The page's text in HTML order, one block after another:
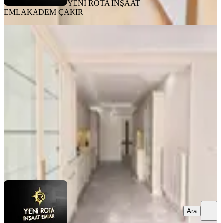
YENİ ROTA İNŞAAT
EMLAKADEM ÇAKIR
Onikişubat, Yamaçtepe Mahallesi
205 m² 03.08.2026
YENİ ROTA İNŞAAT EMLAK ADEM ÇAKIR
Ara